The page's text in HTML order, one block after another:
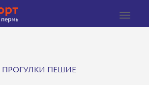
Toggle
ПРОГУЛКИ ПЕШИЕ